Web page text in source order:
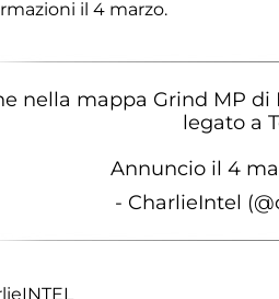
il 4 marzo.
nella mappa Grind MP
legato a
Annuncio il 4
- CharlieIntel